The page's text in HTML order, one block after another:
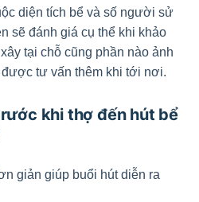
diện tích bể và số người sử
sẽ đánh giá cụ thể khi khảo
tại chỗ cũng phần nào ảnh
tư vấn thêm khi tới nơi.
khi thợ đến hút bể
giản giúp buổi hút diễn ra